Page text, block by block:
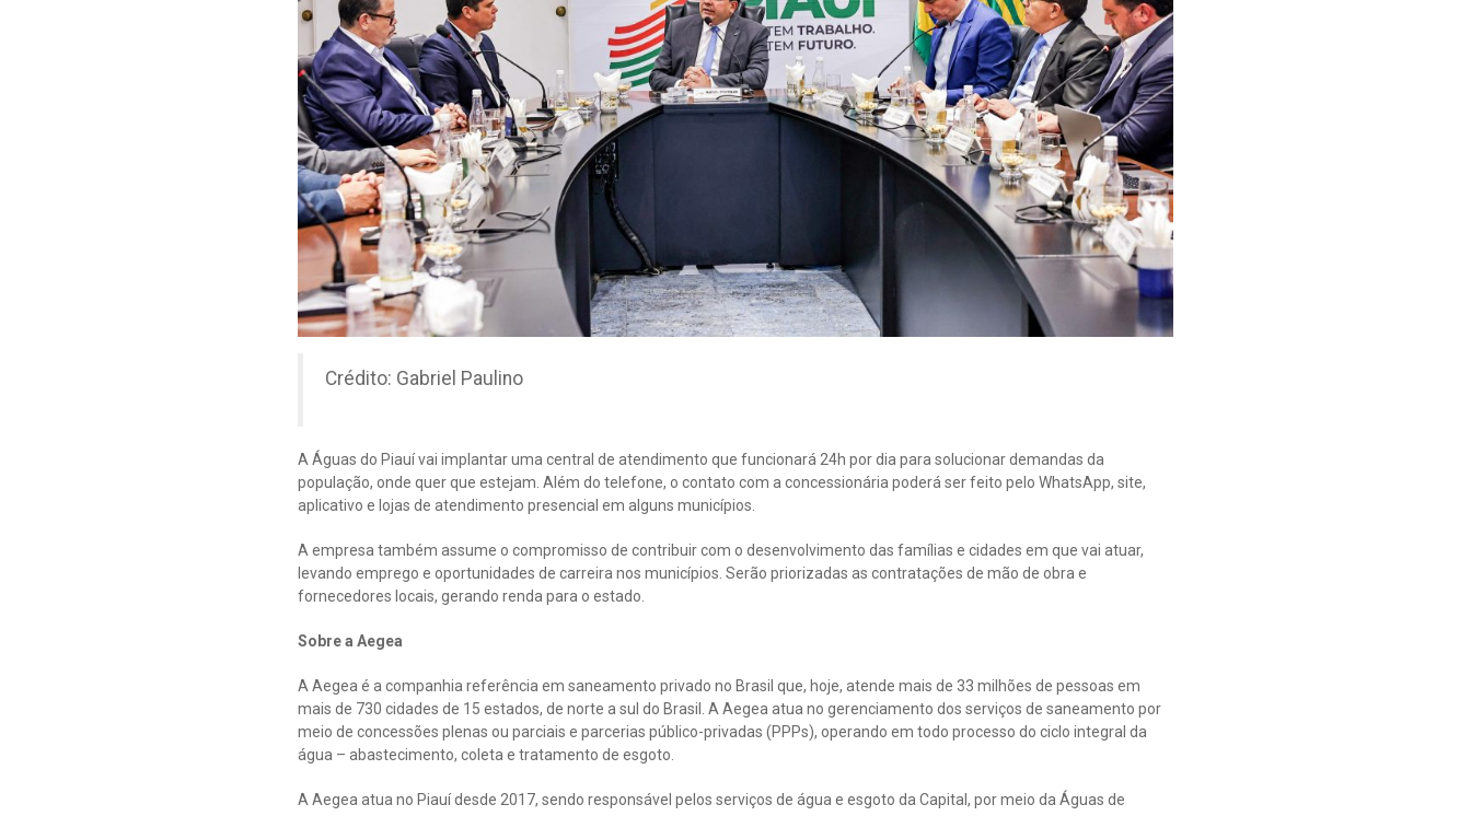
Crédito: Gabriel Paulino
A Águas do Piauí vai implantar uma central de atendimento que funcionará 24h por dia para solucionar demandas da
população, onde quer que estejam. Além do telefone, o contato com a concessionária poderá ser feito pelo WhatsApp, site,
aplicativo e lojas de atendimento presencial em alguns municípios.
A empresa também assume o compromisso de contribuir com o desenvolvimento das famílias e cidades em que vai atuar,
levando emprego e oportunidades de carreira nos municípios. Serão priorizadas as contratações de mão de obra e
fornecedores locais, gerando renda para o estado.
Sobre a Aegea
A Aegea é a companhia referência em saneamento privado no Brasil que, hoje, atende mais de 33 milhões de pessoas em
mais de 730 cidades de 15 estados, de norte a sul do Brasil. A Aegea atua no gerenciamento dos serviços de saneamento por
meio de concessões plenas ou parciais e parcerias público-privadas (PPPs), operando em todo processo do ciclo integral da
água – abastecimento, coleta e tratamento de esgoto.
A Aegea atua no Piauí desde 2017, sendo responsável pelos serviços de água e esgoto da Capital, por meio da Águas de